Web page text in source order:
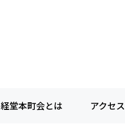
経堂本町会とは アクセス